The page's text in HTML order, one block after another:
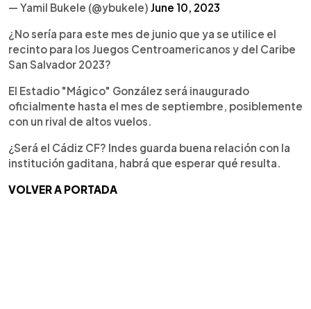
— Yamil Bukele (@ybukele) June 10, 2023
¿No sería para este mes de junio que ya se utilice el
recinto para los Juegos Centroamericanos y del Caribe
San Salvador 2023?
El Estadio "Mágico" González será inaugurado
oficialmente hasta el mes de septiembre, posiblemente
con un rival de altos vuelos.
¿Será el Cádiz CF? Indes guarda buena relación con la
institución gaditana, habrá que esperar qué resulta.
VOLVER A PORTADA